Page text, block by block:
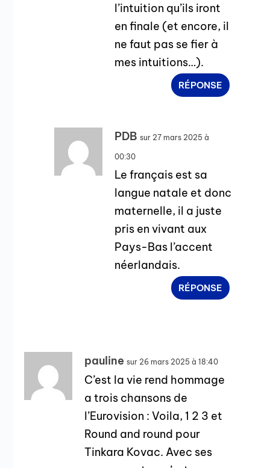
l’intuition qu’ils iront
en finale (et encore, il
ne faut pas se fier à
mes intuitions…).
RÉPONSE
PDB sur 27 mars 2025 à
00:30
Le français est sa
langue natale et donc
maternelle, il a juste
pris en vivant aux
Pays-Bas l’accent
néerlandais.
RÉPONSE
pauline sur 26 mars 2025 à 18:40
C’est la vie rend hommage
a trois chansons de
l’Eurovision : Voila, 1 2 3 et
Round and round pour
Tinkara Kovac. Avec ses